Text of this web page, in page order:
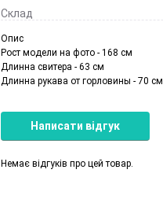
Cклад
Опис
Рост модели на фото - 168 см
Длинна свитера - 63 см
Длинна рукава от горловины - 70 см
Написати відгук
Немає відгуків про цей товар.